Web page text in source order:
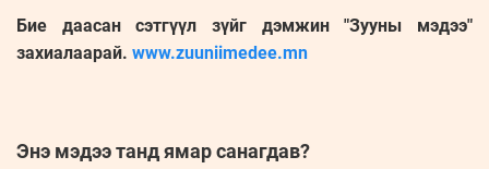
Бие даасан сэтгүүл зүйг дэмжин "Зууны мэдээ"
захиалаарай. www.zuuniimedee.mn
Энэ мэдээ танд ямар санагдав?